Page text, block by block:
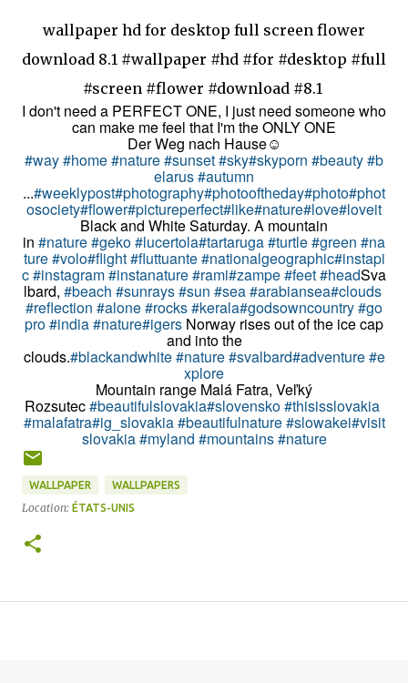
wallpaper hd for desktop full screen flower
download 8.1 #wallpaper #hd #for #desktop #full
#screen #flower #download #8.1
I don't need a PERFECT ONE, I just need someone who
can make me feel that I'm the ONLY ONE
Der Weg nach Hause☺️
#way#home#nature#sunset#sky#skyporn #beauty#b
elarus#autumn
...#weeklypost#photography#photooftheday#photo#phot
osociety#flower#pictureperfect#like#nature#love#loveit
Black and White Saturday. A mountain
in #nature#geko#lucertola#tartaruga#turtle#green #na
ture#volo#flight#fluttuante#nationalgeographic#instapi
c#instagram#instanature#rami#zampe#feet#headSva
lbard, #beach #sunrays#sun #sea#arabiansea#clouds
#reflection #alone#rocks#kerala#godsowncountry#go
pro#india#nature#igers Norway rises out of the ice cap
and into the
clouds.#blackandwhite#nature#svalbard#adventure#e
xplore
Mountain range Malá Fatra, Veľký
Rozsutec#beautifulslovakia#slovensko#thisisslovakia
#malafatra#ig_slovakia#beautifulnature#slowakei#visit
slovakia#myland #mountains#nature
WALLPAPER WALLPAPERS
Location: ÉTATS-UNIS